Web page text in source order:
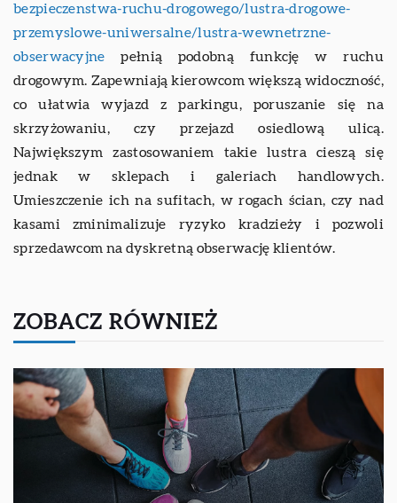
bezpieczenstwa-ruchu-drogowego/lustra-drogowe-
przemyslowe-uniwersalne/lustra-wewnetrzne-
obserwacyjne pełnią podobną funkcję w ruchu
drogowym. Zapewniają kierowcom większą widoczność,
co ułatwia wyjazd z parkingu, poruszanie się na
skrzyżowaniu, czy przejazd osiedlową ulicą.
Największym zastosowaniem takie lustra cieszą się
jednak w sklepach i galeriach handlowych.
Umieszczenie ich na sufitach, w rogach ścian, czy nad
kasami zminimalizuje ryzyko kradzieży i pozwoli
sprzedawcom na dyskretną obserwację klientów.
ZOBACZ RÓWNIEŻ